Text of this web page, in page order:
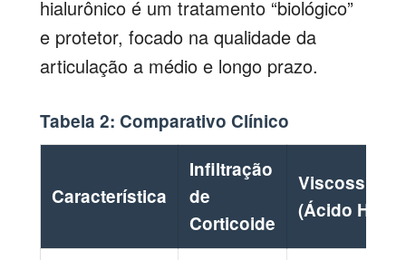
hialurônico é um tratamento “biológico”
e protetor, focado na qualidade da
articulação a médio e longo prazo.
Tabela 2: Comparativo Clínico
Característica
Infiltração
de
Corticoide
(Ácido